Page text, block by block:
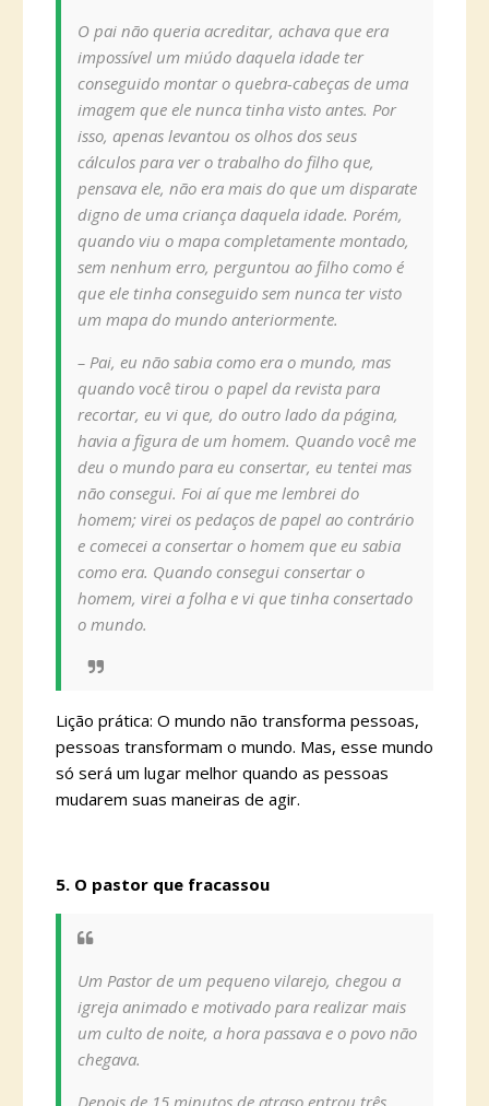
O pai não queria acreditar, achava que era
impossível um miúdo daquela idade ter
conseguido montar o quebra-cabeças de uma
imagem que ele nunca tinha visto antes. Por
isso, apenas levantou os olhos dos seus
cálculos para ver o trabalho do filho que,
pensava ele, não era mais do que um disparate
digno de uma criança daquela idade. Porém,
quando viu o mapa completamente montado,
sem nenhum erro, perguntou ao filho como é
que ele tinha conseguido sem nunca ter visto
um mapa do mundo anteriormente.
– Pai, eu não sabia como era o mundo, mas
quando você tirou o papel da revista para
recortar, eu vi que, do outro lado da página,
havia a figura de um homem. Quando você me
deu o mundo para eu consertar, eu tentei mas
não consegui. Foi aí que me lembrei do
homem; virei os pedaços de papel ao contrário
e comecei a consertar o homem que eu sabia
como era. Quando consegui consertar o
homem, virei a folha e vi que tinha consertado
o mundo.
Lição prática: O mundo não transforma pessoas,
pessoas transformam o mundo. Mas, esse mundo
só será um lugar melhor quando as pessoas
mudarem suas maneiras de agir.
5. O pastor que fracassou
Um Pastor de um pequeno vilarejo, chegou a
igreja animado e motivado para realizar mais
um culto de noite, a hora passava e o povo não
chegava.
Depois de 15 minutos de atraso entrou três